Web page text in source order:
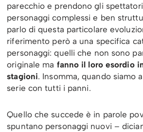
parecchio e prendono gli
personaggi complessi e ben
parlo di questa particolare
riferimento però a una specifica
personaggi: quelli che non sono
originale ma fanno il loro esordio
stagioni. Insomma, quando siamo
serie con tutti i panni.
Quello che succede è in parole
spuntano personaggi nuovi –